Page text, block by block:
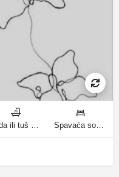
Kada ili tuš kupatila Spavaća soba 1: 1 francuski bračni krevet | Dnevni boravak: 1 kauč na razvlačenje ležaja